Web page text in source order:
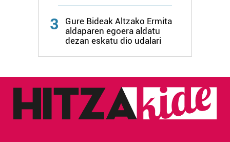
3
Gure Bideak Altzako Ermita
aldaparen egoera aldatu
dezan eskatu dio udalari